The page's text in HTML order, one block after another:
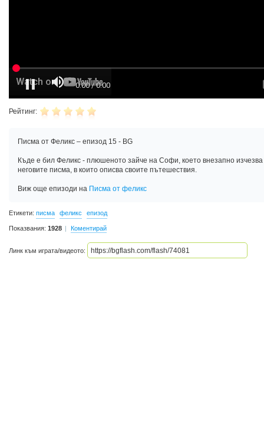
Рейтинг:
Писма от Феликс – епизод 15 - BG
Къде е бил Феликс - плюшеното зайче на Софи, което внезапно
неговите писма, в които описва своите пътешествия.
Виж още епизоди на Писма от феликс
Етикети: писма феликс епизод
Показвания: 1928 Коментирай
Линк към играта/видеото: